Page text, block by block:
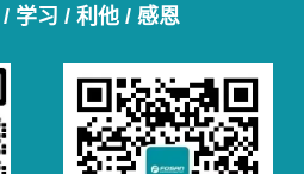
学习 / 利他 / 感恩